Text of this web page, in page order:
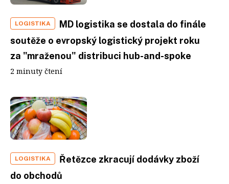
LOGISTIKA
MD logistika se dostala do finále
soutěže o evropský logistický projekt roku
za "mraženou" distribuci hub-and-spoke
2 minuty čtení
LOGISTIKA
Řetězce zkracují dodávky zboží
do obchodů